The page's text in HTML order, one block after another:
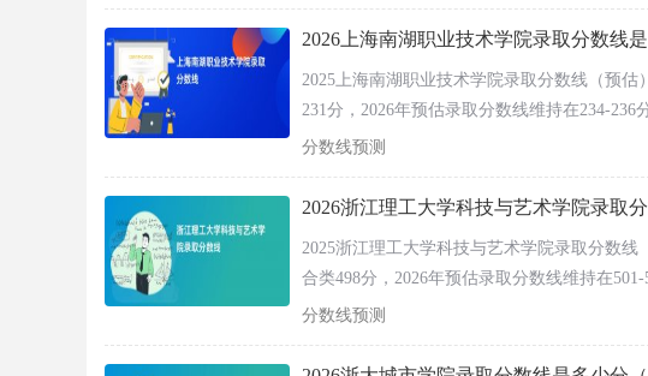
历史类
527
广西（本科）
物理类 460
历史类
460
贵州（本科）
物理类 438
河北（本科）
物理类 508
历史类
521
河南（本科）
物理类 517
分，2026年预估分数波动在1-3分，基本持平。
2026上海南湖职业技术学院录取分数线
2025上海南湖职业技术学院录取分数线（预
231分，2026年预估录取分数线维持在234-
线物理类415分、历史类465分；在山东省（2
分数线预测
2026浙江理工大学科技与艺术学院录取
2025浙江理工大学科技与艺术学院录取分数
合类498分，2026年预估录取分数线维持在
数线理科297分；在福建省（本科）最低录取
分数线预测